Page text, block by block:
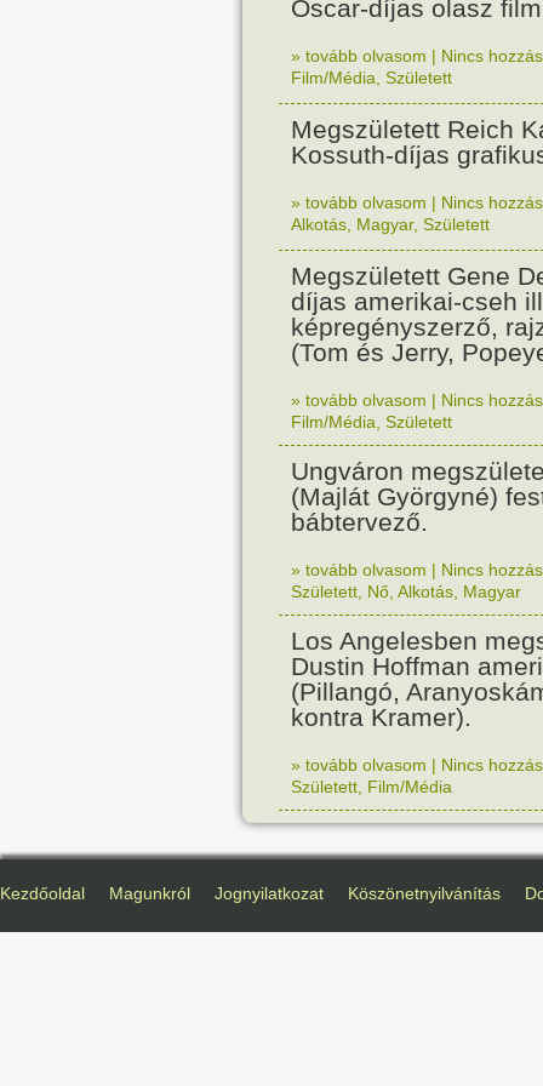
Oscar-díjas olasz
» tovább olvasom | Nincs
Film/Média Született
Megszületett Reich
Kossuth-díjas
» tovább olvasom | Nincs
Alkotás Magyar, Született
Megszületett Gene
díjas amerikai-cseh
képregényszerző,
(Tom és Jerry,
» tovább olvasom | Nincs
Film/Média Született
Ungváron
(Majlát Györgyné)
bábtervező.
» tovább olvasom | Nincs
Született Nő Alkotás Magyar
Los Angelesben
Dustin Hoffman
(Pillangó,
kontra Kramer).
» tovább olvasom | Nincs
Született Film/Média
Kezdőoldal Magunkról Jognyilatkozat Köszönetnyilvánítás